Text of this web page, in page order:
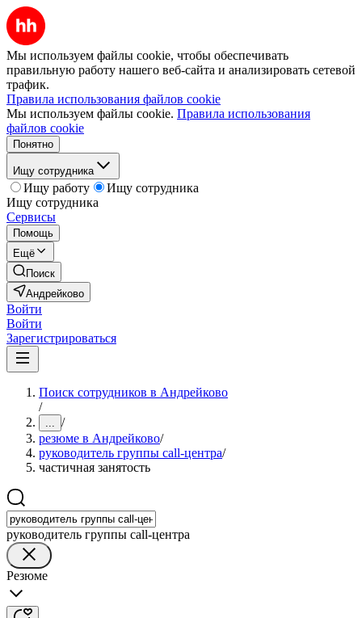
Мы используем файлы cookie, чтобы обеспечивать
правильную работу нашего веб-сайта и анализировать сетевой
трафик.
Правила использования файлов cookie
Мы используем файлы cookie. Правила использования
файлов cookie
Понятно
Ищу сотрудника
Ищу работу
Ищу сотрудника
Ищу сотрудника
Сервисы
Помощь
Ещё
Поиск
Андрейково
Войти
Войти
Зарегистрироваться
Поиск сотрудников в Андрейково
/
... /
резюме в Андрейково/
руководитель группы call-центра/
частичная занятость
руководитель группы call-центра
Резюме